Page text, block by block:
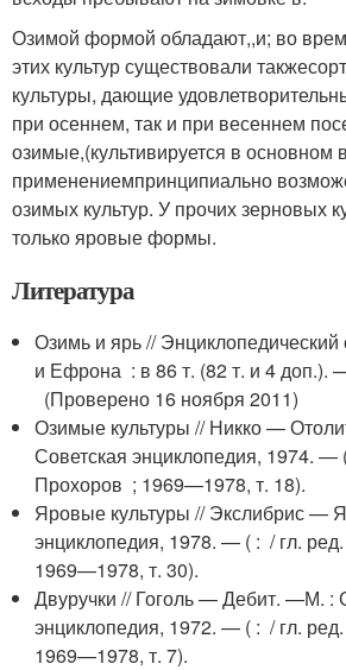
Озимой формой обладают,,и; во
этих культур существовали
культуры, дающие
при осеннем, так и при весеннем
озимые,(культивируется в основном
применениемпринципиально
озимых культур. У прочих зерновых
только яровые формы.
Литература
Озимь и ярь // Энциклопедический
и Ефрона : в 86 т. (82 т. и 4 доп.).
(Проверено 16 ноября 2011)
Озимые культуры // Никко —
Советская энциклопедия, 1974. —
Прохоров ; 1969—1978, т. 18).
Яровые культуры // Экслибрис —
энциклопедия, 1978. — ( : / гл.
1969—1978, т. 30).
Двуручки // Гоголь — Дебит. —М. :
энциклопедия, 1972. — ( : / гл.
1969—1978, т. 7).